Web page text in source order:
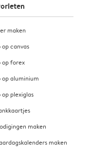
maken
op canvas
op forex
op aluminium
op plexiglas
maken
maken